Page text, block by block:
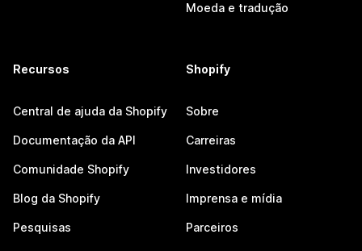
Moeda e tradução
Recursos
Central de ajuda da Shopify
Documentação da API
Comunidade Shopify
Blog da Shopify
Pesquisas
Shopify
Sobre
Carreiras
Investidores
Imprensa e mídia
Parceiros